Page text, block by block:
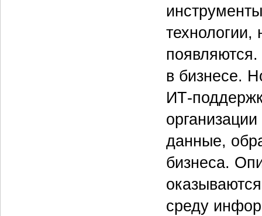
технологии,
в бизнесе.
ИТ-
данные,
бизнеса.
среду